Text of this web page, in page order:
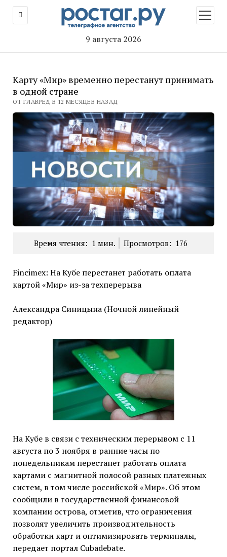
9 августа 2026
меню
Карту «Мир» временно перестанут принимать
в одной стране
ОТ ГЛАВРЕД В 12 МЕСЯЦЕВ НАЗАД
Время чтения: 1 мин. Просмотров: 176
Fincimex: На Кубе перестанет работать оплата
картой «Мир» из-за техперерыва
Александра Синицына (Ночной линейный
редактор)
На Кубе в связи с техническим перерывом с 11
августа по 3 ноября в ранние часы по
понедельникам перестанет работать оплата
картами с магнитной полосой разных платежных
систем, в том числе российской «Мир». Об этом
сообщили в государственной финансовой
компании острова, отметив, что ограничения
позволят увеличить производительность
обработки карт и оптимизировать терминалы,
передает портал Cubadebate.